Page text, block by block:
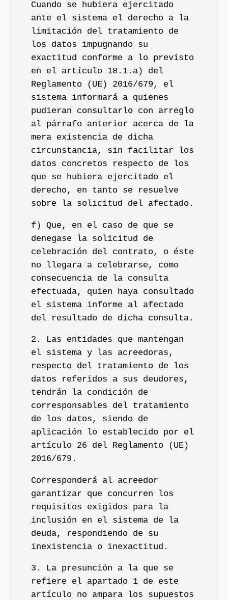
Cuando se hubiera ejercitado
ante el sistema el derecho a la
limitación del tratamiento de
los datos impugnando su
exactitud conforme a lo previsto
en el artículo 18.1.a) del
Reglamento (UE) 2016/679, el
sistema informará a quienes
pudieran consultarlo con arreglo
al párrafo anterior acerca de la
mera existencia de dicha
circunstancia, sin facilitar los
datos concretos respecto de los
que se hubiera ejercitado el
derecho, en tanto se resuelve
sobre la solicitud del afectado.
f) Que, en el caso de que se
denegase la solicitud de
celebración del contrato, o éste
no llegara a celebrarse, como
consecuencia de la consulta
efectuada, quien haya consultado
el sistema informe al afectado
del resultado de dicha consulta.
2. Las entidades que mantengan
el sistema y las acreedoras,
respecto del tratamiento de los
datos referidos a sus deudores,
tendrán la condición de
corresponsables del tratamiento
de los datos, siendo de
aplicación lo establecido por el
artículo 26 del Reglamento (UE)
2016/679.
Corresponderá al acreedor
garantizar que concurren los
requisitos exigidos para la
inclusión en el sistema de la
deuda, respondiendo de su
inexistencia o inexactitud.
3. La presunción a la que se
refiere el apartado 1 de este
artículo no ampara los supuestos